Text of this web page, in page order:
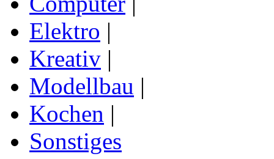
Elektro |
Kreativ |
Modellbau |
Kochen |
Sonstiges